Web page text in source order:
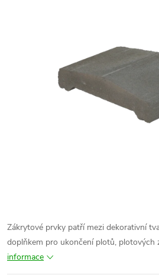
Zákrytové prvky patří mezi dekorativní
doplňkem pro ukončení plotů, plotových
informace